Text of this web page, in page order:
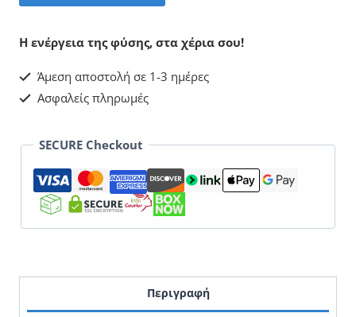
Γεώδες
Νο14
Η ενέργεια της φύσης, στα χέρια σου!
Άμεση αποστολή σε 1-3 ημέρες
Ασφαλείς πληρωμές
SECURE Checkout
Περιγραφή